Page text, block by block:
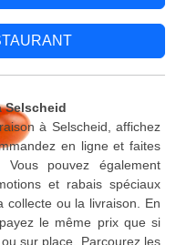
Selscheid
à Selscheid, affichez
en ligne et faites
pouvez également
et rabais spéciaux
collecte ou la livraison. En
le même prix que si
sur place. Parcourez les